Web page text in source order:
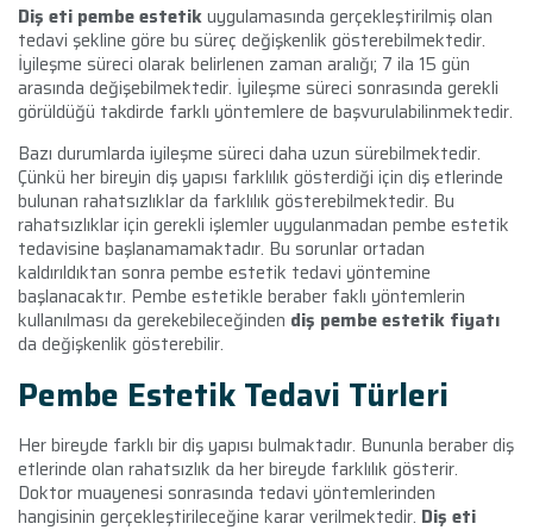
Diş eti pembe estetikuygulamasında gerçekleştirilmiş olan
tedavi şekline göre bu süreç değişkenlik gösterebilmektedir.
İyileşme süreci olarak belirlenen zaman aralığı; 7 ila 15 gün
arasında değişebilmektedir. İyileşme süreci sonrasında gerekli
görüldüğü takdirde farklı yöntemlere de başvurulabilinmektedir.
Bazı durumlarda iyileşme süreci daha uzun sürebilmektedir.
Çünkü her bireyin diş yapısı farklılık gösterdiği için diş etlerinde
bulunan rahatsızlıklar da farklılık gösterebilmektedir. Bu
rahatsızlıklar için gerekli işlemler uygulanmadan pembe estetik
tedavisine başlanamamaktadır. Bu sorunlar ortadan
kaldırıldıktan sonra pembe estetik tedavi yöntemine
başlanacaktır. Pembe estetikle beraber faklı yöntemlerin
kullanılması da gerekebileceğinden diş pembe estetik fiyatı
da değişkenlik gösterebilir.
Pembe Estetik Tedavi Türleri
Her bireyde farklı bir diş yapısı bulmaktadır. Bununla beraber diş
etlerinde olan rahatsızlık da her bireyde farklılık gösterir.
Doktor muayenesi sonrasında tedavi yöntemlerinden
hangisinin gerçekleştirileceğine karar verilmektedir. Diş eti